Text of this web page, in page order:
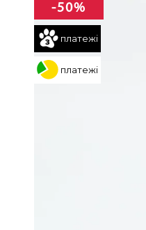
платежі
платежі
-50%